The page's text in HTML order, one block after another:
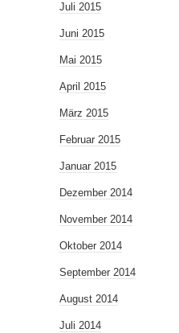
Juli 2015
Juni 2015
Mai 2015
April 2015
März 2015
Februar 2015
Januar 2015
Dezember 2014
November 2014
Oktober 2014
September 2014
August 2014
Juli 2014